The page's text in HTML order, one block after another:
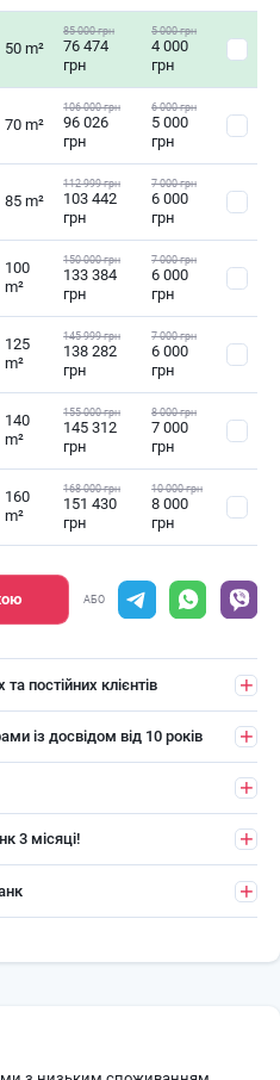
50 m²
85 000 грн
76 474
грн
5 000 грн
4 000
грн
70 m²
106 000 грн
96 026
грн
6 000 грн
5 000
грн
85 m²
112 999 грн
103 442
грн
7 000 грн
6 000
грн
100
m²
150 000 грн
133 384
грн
7 000 грн
6 000
грн
125
m²
145 999 грн
138 282
грн
7 000 грн
6 000
грн
140
m²
155 000 грн
145 312
грн
8 000 грн
7 000
грн
160
m²
168 000 грн
151 430
грн
10 000 грн
8 000
грн
АБО
постійних клієнтів
із досвідом від 10 років
3 місяці!